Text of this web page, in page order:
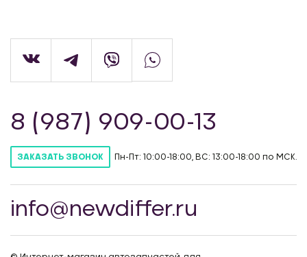
8 (987) 909-00-13
ЗАКАЗАТЬ ЗВОНОК Пн-Пт: 10:00-18:00, ВС: 13:00-18:00 по МСК.
info@newdiffer.ru